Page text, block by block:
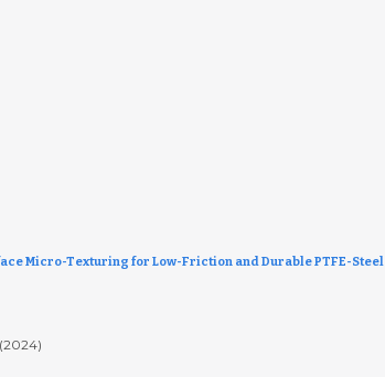
Micro-Texturing for Low-Friction and Durable PTFE-
(2024)